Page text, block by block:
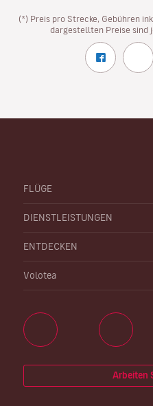
(*) Preis pro Strecke, Gebühren
dargestellten Preise sind
FLÜGE
DIENSTLEISTUNGEN
ENTDECKEN
Volotea
Arbeiten